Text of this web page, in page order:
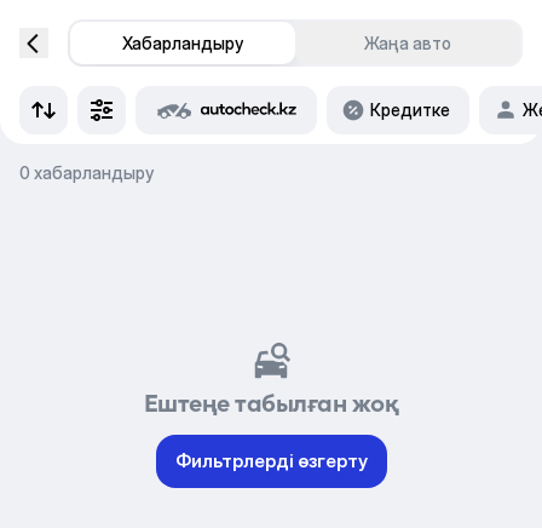
Хабарландыру Жаңа авто
Кредитке
0 хабарландыру
Ештеңе табылған жоқ
Фильтрлерді өзгерту